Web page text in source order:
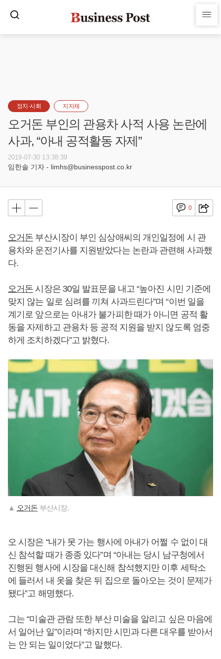
정치·사회 지자체
오거돈 부인의 관용차 사적 사용 논란에
사과, “아내 공적활동 자제”
2019-07-30 13:38:39
임한솔 기자 - limhs@businesspost.co.kr
0
오거돈 부산시장이 부인 심상애씨의 개인일정에 시 관
용차와 운전기사를 지원받았다는 논란과 관련해 사과했
다.
오거돈 시장은 30일 발표문을 내고 “높아진 시민 기준에
맞지 않는 일로 심려를 끼쳐 사과드린다”며 “이번 일을
계기로 앞으로는 아내가 불가피한 때가 아니면 공적 활
동을 자제하고 관용차 등 공적 지원을 받지 않도록 엄중
하게 조치하겠다”고 밝혔다.
▲ 오거돈 부산시장.
오 시장은 “내가 못 가는 행사에 아내가 어쩔 수 없이 대
신 참석할 때가 종종 있다”며 “아내는 당시 남구청에서
진행된 행사에 시장을 대신해 참석했지만 이후 세탁소
에 들러서 내 옷을 찾은 뒤 집으로 돌아오는 것이 문제가
됐다”고 해명했다.
그는 “미술관 관람 또한 부산 미술을 알리고 싶은 마음에
서 일어난 일”이라며 “하지만 시민과 다른 대우를 받아서
는 안 되는 일이었다”고 말했다.